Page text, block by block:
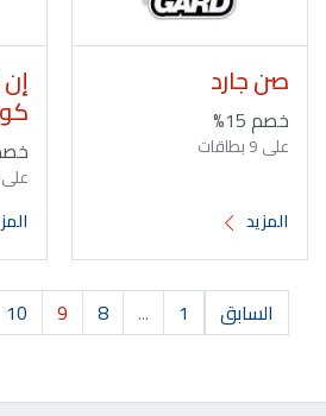
صن جارد
خصم 15%
على 9 بطاقات
المزيد
خصم
على 10 بطاقات
السابق 1
...
8
9
10